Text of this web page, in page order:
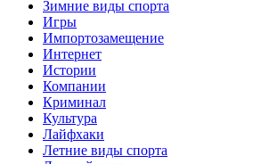
Зимние виды спорта
Игры
Импортозамещение
Интернет
Истории
Компании
Криминал
Культура
Лайфхаки
Летние виды спорта